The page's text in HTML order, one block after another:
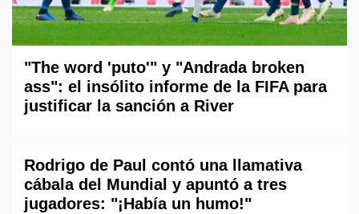
"The word 'puto'" y "Andrada broken
ass": el insólito informe de la FIFA para
justificar la sanción a River
Rodrigo de Paul contó una llamativa
cábala del Mundial y apuntó a tres
jugadores: "¡Había un humo!"